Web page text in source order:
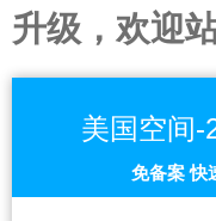
升级，欢迎
美国空间-
免备案 快